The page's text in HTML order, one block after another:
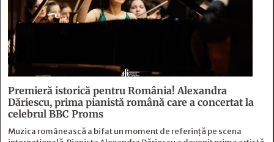
Premieră istorică pentru România! Alexandra
Dăriescu, prima pianistă română care a concertat la
celebrul BBC Proms
Muzica românească a bifat un moment de referință pe scena